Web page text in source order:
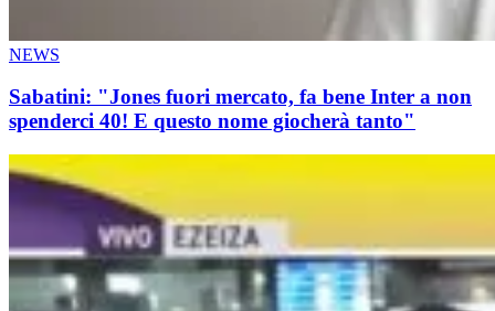
NEWS
Sabatini: "Jones fuori mercato, fa bene Inter a non
spenderci 40! E questo nome giocherà tanto"